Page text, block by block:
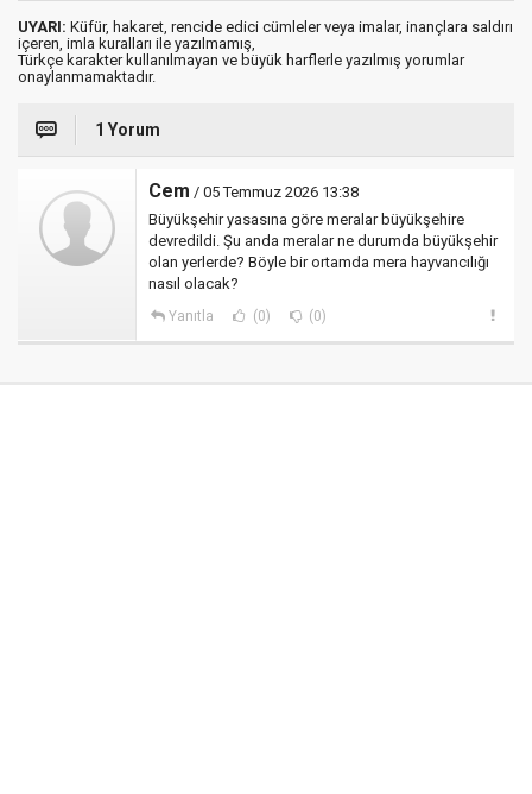
UYARI: Küfür, hakaret, rencide edici cümleler veya imalar, inançlara saldırı
içeren, imla kuralları ile yazılmamış,
Türkçe karakter kullanılmayan ve büyük harflerle yazılmış yorumlar
onaylanmamaktadır.
1 Yorum
Cem / 05 Temmuz 2026 13:38
Büyükşehir yasasına göre meralar büyükşehire
devredildi. Şu anda meralar ne durumda büyükşehir
olan yerlerde? Böyle bir ortamda mera hayvancılığı
nasıl olacak?
Yanıtla (0) (0)